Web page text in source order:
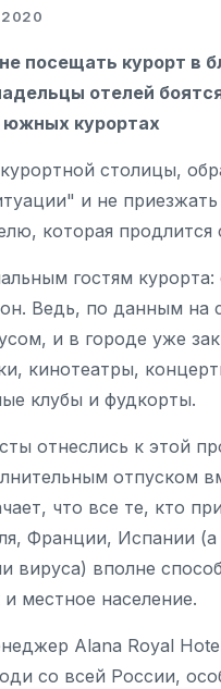
посещать курорт
отелей
курортах
столицы,
и не
которая продлится
гостям
Ведь, по данным на
и в городе уже
кинотеатры,
клубы и фудкорты.
отнеслись к этой
отпуском
что все те, кто
Франции, Испании (а
вируса) вполне
местное население.
Alana Royal
со всей России,